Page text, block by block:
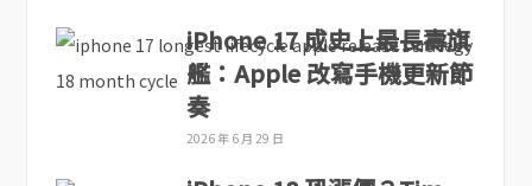
iPhone 17 成史上最長壽旗
艦：Apple 改寫手機更新節
奏
2026 年 6 月 29 日